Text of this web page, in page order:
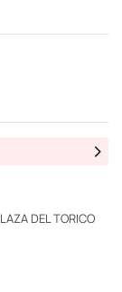
DEL TORICO